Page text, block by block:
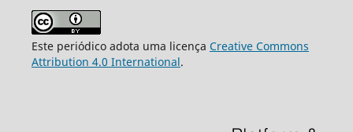
Este periódico adota uma licença Creative Commons
Attribution 4.0 International.